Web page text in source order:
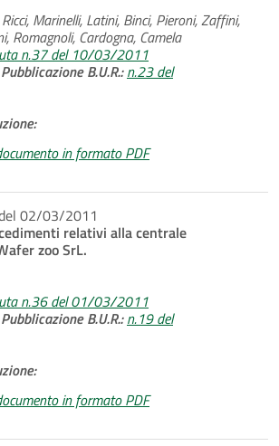
Marinelli, Latini, Binci, Pieroni, Zaffini,
Romagnoli, Cardogna, Camela
n.37 del 10/03/2011
Pubblicazione B.U.R.: n.23 del
in formato PDF
02/03/2011
relativi alla centrale
zoo SrL.
n.36 del 01/03/2011
Pubblicazione B.U.R.: n.19 del
in formato PDF